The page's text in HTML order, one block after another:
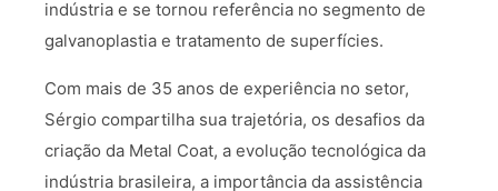
indústria e se tornou referência no segmento de
galvanoplastia e tratamento de superfícies.
Com mais de 35 anos de experiência no setor,
Sérgio compartilha sua trajetória, os desafios da
criação da Metal Coat, a evolução tecnológica da
indústria brasileira, a importância da assistência